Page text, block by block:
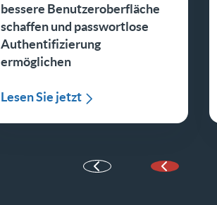
bessere Benutzeroberfläche
schaffen und passwortlose
Authentifizierung
ermöglichen
Lesen Sie jetzt